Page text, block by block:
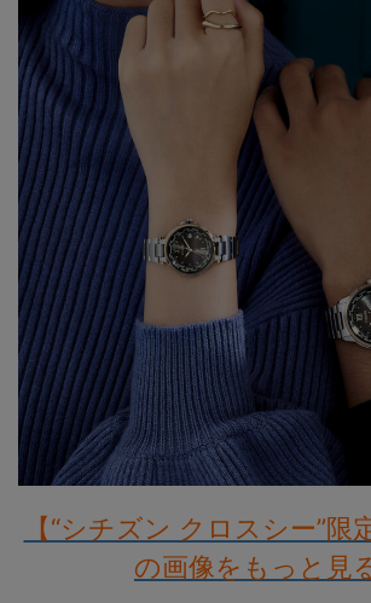
【“シチズン クロスシー”限
の画像をもっと見